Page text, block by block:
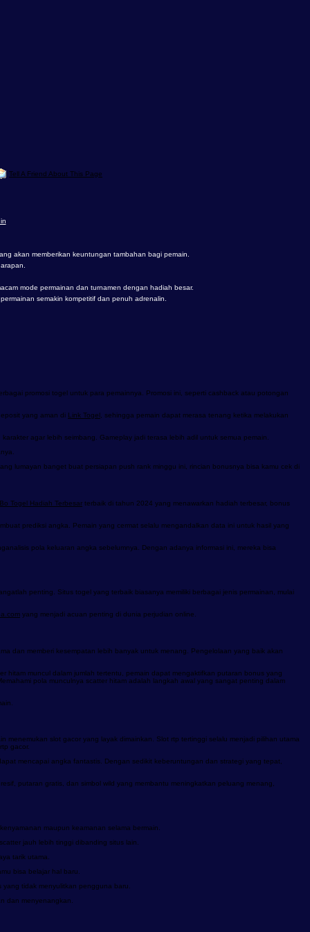
Tell A Friend About This Page
akan memberikan keuntungan tambahan bagi pemain.
mode permainan dan turnamen dengan hadiah besar.
semakin kompetitif dan penuh adrenalin.
promosi togel untuk para pemainnya. Promosi ini, seperti cashback atau potongan
yang aman di Link Togel , sehingga pemain dapat merasa tenang ketika melakukan
agar lebih seimbang. Gameplay jadi terasa lebih adil untuk semua pemain.
lumayan banget buat persiapan push rank minggu ini, rincian bonusnya bisa kamu cek di
Bo Togel Hadiah Terbesar terbaik di tahun 2024 yang menawarkan hadiah terbesar, bonus
prediksi angka. Pemain yang cermat selalu mengandalkan data ini untuk hasil yang
pola keluaran angka sebelumnya. Dengan adanya informasi ini, mereka bisa
penting. Situs togel yang terbaik biasanya memiliki berbagai jenis permainan, mulai
yang menjadi acuan penting di dunia perjudian online.
dan memberi kesempatan lebih banyak untuk menang. Pengelolaan yang baik akan
muncul dalam jumlah tertentu, pemain dapat mengaktifkan putaran bonus yang
pola munculnya scatter hitam adalah langkah awal yang sangat penting dalam
slot gacor yang layak dimainkan. Slot rtp tertinggi selalu menjadi pilihan utama
gacor.
mencapai angka fantastis. Dengan sedikit keberuntungan dan strategi yang tepat,
putaran gratis, dan simbol wild yang membantu meningkatkan peluang menang,
maupun keamanan selama bermain.
jauh lebih tinggi dibanding situs lain.
tarik utama.
bisa belajar hal baru.
tidak menyulitkan pengguna baru.
dan menyenangkan.